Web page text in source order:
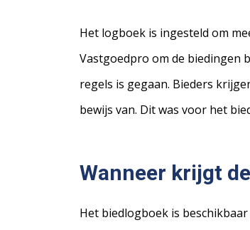
Het logboek is ingesteld om
Vastgoedpro om de biedingen
regels is gegaan. Bieders
bewijs van. Dit was voor het
Wanneer krijgt
Het biedlogboek is